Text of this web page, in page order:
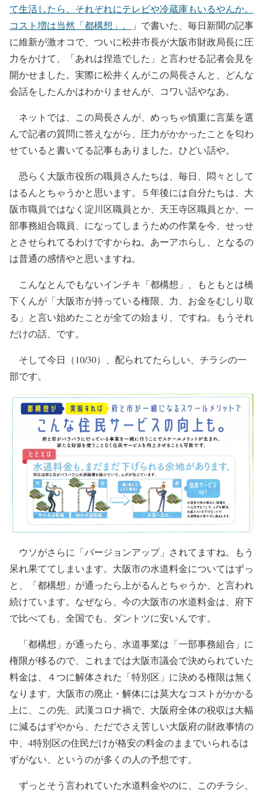
て生活したら、それぞれにテレビや冷蔵庫もいるやんか。
コスト増は当然「都構想」。
」で書いた、毎日新聞の記事
に維新が激オコで、ついに松井市長が大阪市財政局長に圧
力をかけて、「あれは捏造でした」と言わせる記者会見を
開かせました。実際に松井くんがこの局長さんと、どんな
会話をしたんかはわかりませんが、コワい話やなあ。
ネットでは、この局長さんが、めっちゃ慎重に言葉を選
んで記者の質問に答えながら、圧力がかかったことを匂わ
せていると書いてる記事もありました。ひどい話や。
恐らく大阪市役所の職員さんたちは、毎日、悶々として
はるんとちゃうかと思います。５年後には自分たちは、大
阪市職員ではなく淀川区職員とか、天王寺区職員とか、一
部事務組合職員、になってしまうための作業を今、せっせ
とさせられてるわけですからね。あーアホらし、となるの
は普通の感情やと思いますね。
こんなとんでもないインチキ「都構想」、もともとは橋
下くんが「大阪市が持っている権限、力、お金をむしり取
る」と言い始めたことが全ての始まり、ですね。もうそれ
だけの話、です。
そして今日（10/30）、配られてたらしい、チラシの一
部です。
ウソがさらに「バージョンアップ」されてますね。もう
呆れ果ててしまいます。大阪市の水道料金についてはずっ
と、「都構想」が通ったら上がるんとちゃうか、と言われ
続けています。なぜなら、今の大阪市の水道料金は、府下
で比べても、全国でも、ダントツに安いんです。
「都構想」が通ったら、水道事業は「一部事務組合」に
権限が移るので、これまでは大阪市議会で決められていた
料金は、４つに解体された「特別区」に決める権限は無く
なります。大阪市の廃止・解体には莫大なコストがかかる
上に、この先、武漢コロナ禍で、大阪府全体の税収は大幅
に減るはずやから、ただでさえ苦しい大阪府の財政事情の
中、4特別区の住民だけが格安の料金のままでいられるは
ずがない、というのが多くの人の予想です。
ずっとそう言われていた水道料金やのに、このチラシ、